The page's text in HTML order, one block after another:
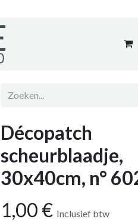
Décopatch
scheurblaadje,
30x40cm, n°
1,00 € Inclusief btw